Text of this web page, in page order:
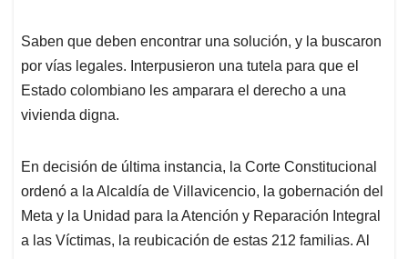
Saben que deben encontrar una solución, y la buscaron
por vías legales. Interpusieron una tutela para que el
Estado colombiano les amparara el derecho a una
vivienda digna.
En decisión de última instancia, la Corte Constitucional
ordenó a la Alcaldía de Villavicencio, la gobernación del
Meta y la Unidad para la Atención y Reparación Integral
a las Víctimas, la reubicación de estas 212 familias. Al